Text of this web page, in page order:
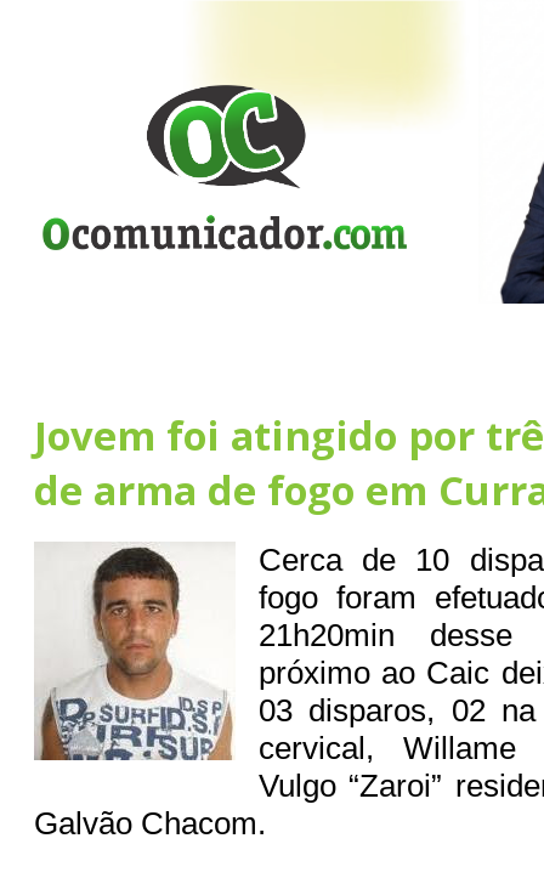
Jovem foi atingido por
de arma de fogo em
Cerca de 10
fogo foram
21h20min desse
próximo ao Caic
03 disparos, 02
cervical, Willame
Vulgo “Zaroi”
Galvão Chacom.